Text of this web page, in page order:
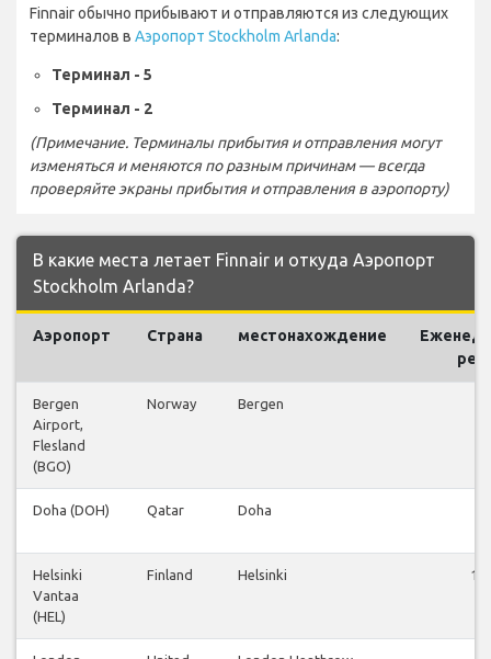
Finnair обычно прибывают и отправляются из следующих
терминалов в Аэропорт Stockholm Arlanda:
Терминал - 5
Терминал - 2
(Примечание. Терминалы прибытия и отправления могут
изменяться и меняются по разным причинам — всегда
проверяйте экраны прибытия и отправления в аэропорту)
В какие места летает Finnair и откуда Аэропорт
Stockholm Arlanda?
Аэропорт Страна местонахождение
Bergen
Airport,
Flesland
(BGO)
Norway Bergen
Doha (DOH) Qatar Doha
Helsinki
Vantaa
(HEL)
Finland Helsinki